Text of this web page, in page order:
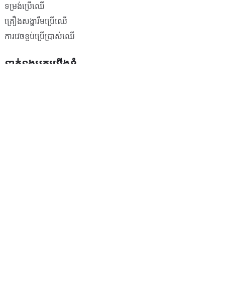
ទម្រង់ប្រើឈើ
គ្រឿងសង្ហារឹមប្រើឈើ
ការវេចខ្ចប់ប្រើប្រាស់ឈើ
ទាក់ទងមកយើងខ្ញុំ